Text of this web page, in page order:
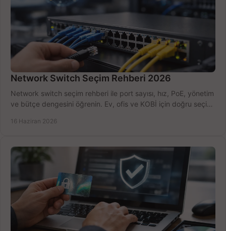
Network Switch Seçim Rehberi 2026
Network switch seçim rehberi ile port sayısı, hız, PoE, yönetim
ve bütçe dengesini öğrenin. Ev, ofis ve KOBİ için doğru seçimi
16 Haziran 2026